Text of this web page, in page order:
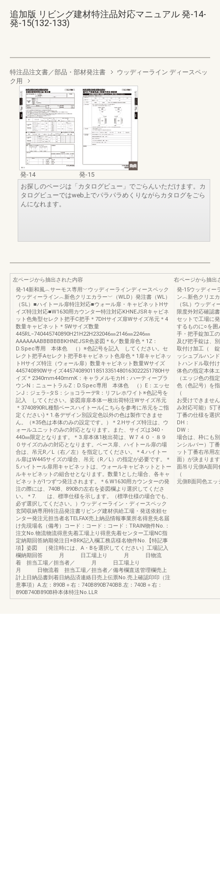
追加版 リビング建材特注品対応マニュアル 発-14-
発-15(132-133)
特注品注文書／部品・部材発注書
ウッディーライン ディースペッ
ク用
発-14
発-15
お探しのページは「カタログビュー」でごらんいただけます。カ
タログビューではweb上でパラパラめくりながらカタログをごら
んになれます。
左ページから抽出された内容
発-14新和風︿サーモス専用﹀ウッディーラインディースペック
ウッディーライン︿新色クリエカラー﹀（WLD）発注書（WL）
（SL）■ハイトール扉特注対応■ウォール扉・キャビネットHサ
イズ特注対応■W1630用カウンター特注対応KHNEJSRキャビネ
ット色角型セレクト把手C把手＊7DHサイズ扉Wサイズ吊元＊4
数量キャビネット＊5Wサイズ数量
445RL−740445740890H21H22H232046㎜2146㎜2246㎜
AAAAAAABBBBBBBKHNEJSR色姿図＊6／数量扉色＊1Z：
D.Spec専用 本体色 （）※色記号を記入 してください。セ
レクト把手Aセレクト把手Bキャビネット色扉色＊1扉キャビネッ
トHサイズ特注（ウォール扉）数量キャビネット数量Wサイズ
445740890Wサイズ445740890118513351480163022251780Hサ
イズ＊2340mm440mmK：キャラメルモカH：ハーティーブラ
ウンN：ニュートラルZ：D.Spec専用 本体色 （）E：エッセ
ンJ：ジェラ−タS：ショコラーデR：リフレホワイト※色記号を
記入 してください。姿図扉扉本体一枚出荷特注Wサイズ吊元
＊3740890RL種類ベースハイトール(こちらを参考に吊元をご指
定ください)＊1.各デザイン別設定色以外の色は製作できませ
ん。（※35色は本体のみの設定です。）＊2.Hサイズ特注は、ウ
ォールユニットのみの対応となります。また、サイズは340・
440㎜限定となります。＊3.扉本体1枚出荷は、W７４０・８９
０サイズのみの対応となります。ベース扉、ハイトール扉の場
合は、吊元R／L（右／左）を指定してください。＊4.ハイトー
ル扉はW445サイズの場合、吊元（R／L）の指定が必要です。＊
5.ハイトール扉用キャビネットは、ウォールキャビネットとトー
ルキャビネットの組合せとなります。数量1とした場合、各キャ
ビネットが1つずつ発注されます。＊6.W1630用カウンターの発
注の際には、740B、890Bの左右を姿図欄より選択してくださ
い。＊7. は、標準仕様を示します。（標準仕様の場合でも、
必ず選択してください。）ウッディーライン・ディースペック
玄関収納専用特注品発注書リビング建材供給工場・発送依頼セ
ンター発注元担当者名TELFAX売上納品情報事業所名得意先名届
け先現場名（備考）コード：コード：コード：TRAIN物件No.：
注文No.物流物流得意先着工場上り得意先着センター工場NC指
定納期回答納期発注日※BRK記入欄工務店様名物件No.【特記事
項】姿図 ［発注時には、A・Bを選択してください］工場記入
欄納期回答 月 日工場上り 月 日物流
着 担当工場／担当者／ 月 日工場上り
月 日物流着 担当工場／担当者／備考欄直送管理欄売上
計上日納品書到着日納品済連絡日売上伝票No.売上確認印印（注
意事項）A.左：890B＋右：740B890B740BB.左：740B＋右：
890B740B890B枠本体特注No.LLR
右ページから抽出
発-15ウッディー
ン︿新色クリエ
（SL）ウッディ
限度外対応確認
セットで工場に
するものに○を囲
手・把手錠加工
及び把手錠は、
取付け加工（
ッシュプルハ
トハンドル取
体色の指定本体
（エッジ色の指
色（色記号）を
（ ）注）
お受けできませ
み対応可能）5丁
丁番の仕様を
DH
DW： ㎜
場合は、枠にも
ンシルバー）丁
ット丁番右吊用
面）が決まりま
面吊り元側A面
（ ）【片
元側B面同色エ